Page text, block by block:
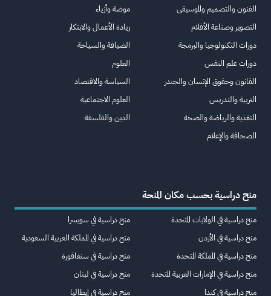
الفنون والتصميم والموسيقى
التصوير وصناعة الأفلام
دورات التكنولوجيا والبرمجة
دورات علم النفس
القانون وحقوق الإنسان والجندر
التربية والتدريس
التغذية والرياضة والصحة
الصحافة والإعلام
موضة وأزياء
ريادة الأعمال والابتكار
الضيافة والسياحة
العلوم
السياسة والاقتصاد
العلوم الاجتماعية
الدين والفلسفة
منح دراسية بحسب مكان المنحة
منح دراسية في الولايات المتحدة
منح دراسية في الأردن
منح دراسية في المملكة المتحدة
منح دراسية في الإمارات العربية المتحدة
منح دراسية في كندا
منح دراسية في سويسرا
منح دراسية في المملكة العربية السعودية
منح دراسية في سنغافورة
منح دراسية في لبنان
منح دراسية في إيطاليا